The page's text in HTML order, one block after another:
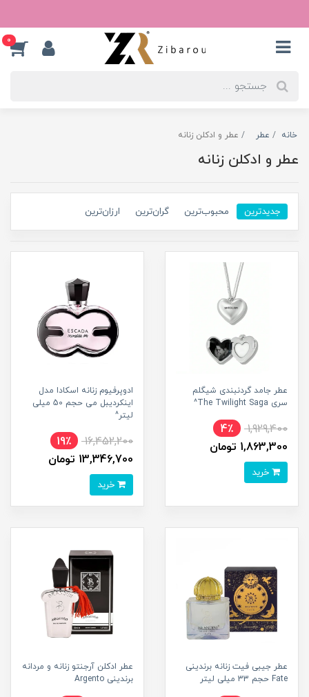
0
خانه عطر عطر و ادکلن زنانه
عطر و ادکلن زنانه
جدیدترین محبوب‌ترین گران‌ترین ارزان‌ترین
عطر جامد گردنبندی شیگلم
سری The Twilight Saga^
1,929,400
4٪
1,863,300 تومان
ادوپرفیوم زنانه اسکادا مدل
اینکردیبل می حجم 50 میلی
لیتر^
16,452,200
19٪
13,346,700 تومان
عطر جیبی فیت زنانه برندینی
Fate حجم 33 میلی لیتر
عطر ادکلن آرجنتو زنانه و مردانه
برندینی Argento